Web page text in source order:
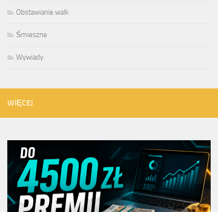
Obstawianie walk
Śmieszne
Wywiady
WIĘCEJ